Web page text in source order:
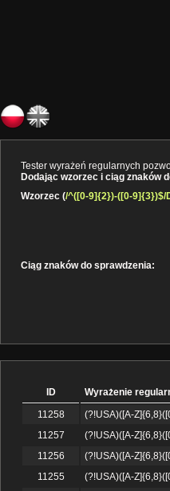
Tester wyrażeń regularnych
Dodając wzorzec i ciąg znaków
Wzorzec (/^([0-9]{2})-([0-9]{3})$/
Ciąg znaków do sprawdzenia:
ID Wyrażenie
11258
(?!USA)([A-
11257
(?!USA)([A-
11256
(?!USA)([A-
11255
(?!USA)([A-